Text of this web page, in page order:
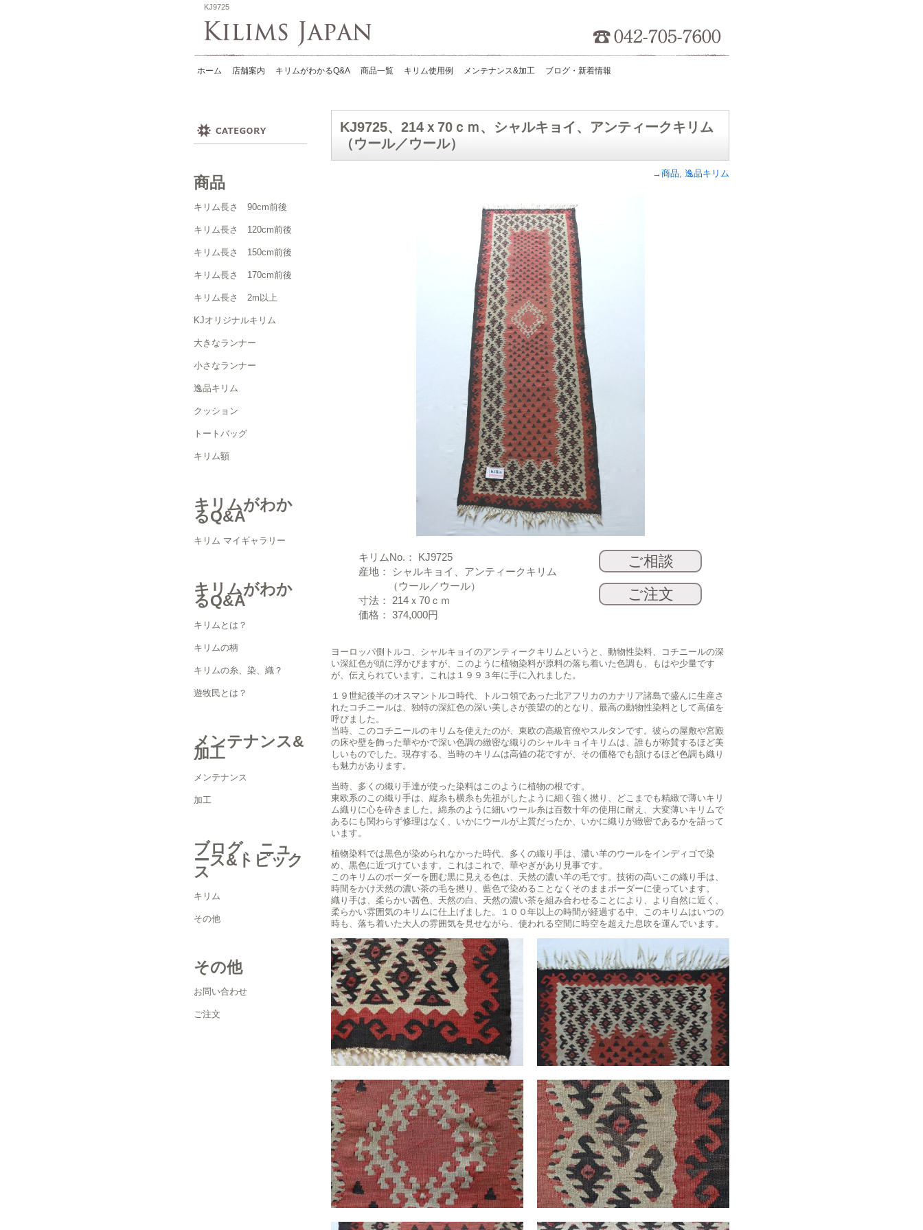
KJ9725
ホーム 店舗案内 キリムがわかるQ&A 商品一覧 キリム使用例 メンテナンス&加工 ブログ・新着情報
商品
キリム長さ 90cm前後
キリム長さ 120cm前後
キリム長さ 150cm前後
キリム長さ 170cm前後
キリム長さ 2m以上
KJオリジナルキリム
大きなランナー
小さなランナー
逸品キリム
クッション
トートバッグ
キリム額
キリムがわか
るQ&A
キリム マイギャラリー
キリムがわか
るQ&A
キリムとは？
キリムの柄
キリムの糸、染、織？
遊牧民とは？
メンテナンス&
加工
メンテナンス
加工
ブログ、ニュ
ース&トピック
ス
キリム
その他
その他
お問い合わせ
ご注文
KJ9725、214ｘ70ｃｍ、シャルキョイ、アンティークキリム
（ウール／ウール）
→商品, 逸品キリム
キリムNo.： KJ9725
産地： シャルキョイ、アンティークキリム
（ウール／ウール）
寸法： 214ｘ70ｃｍ
価格： 374,000円
ヨーロッパ側トルコ、シャルキョイのアンティークキリムというと、動物性染料、コチニールの深
い深紅色が頭に浮かびますが、このように植物染料が原料の落ち着いた色調も、もはや少量です
が、伝えられています。これは１９９３年に手に入れました。
１９世紀後半のオスマントルコ時代、トルコ領であった北アフリカのカナリア諸島で盛んに生産さ
れたコチニールは、独特の深紅色の深い美しさが羨望の的となり、最高の動物性染料として高値を
呼びました。
当時、このコチニールのキリムを使えたのが、東欧の高級官僚やスルタンです。彼らの屋敷や宮殿
の床や壁を飾った華やかで深い色調の緻密な織りのシャルキョイキリムは、誰もが称賛するほど美
しいものでした。現存する、当時のキリムは高値の花ですが、その価格でも頷けるほど色調も織り
も魅力があります。
当時、多くの織り手達が使った染料はこのように植物の根です。
東欧系のこの織り手は、縦糸も横糸も先祖がしたように細く強く撚り、どこまでも精緻で薄いキリ
ム織りに心を砕きました。綿糸のように細いウール糸は百数十年の使用に耐え、大変薄いキリムで
あるにも関わらず修理はなく、いかにウールが上質だったか、いかに織りが緻密であるかを語って
います。
植物染料では黒色が染められなかった時代、多くの織り手は、濃い羊のウールをインディゴで染
め、黒色に近づけています。これはこれで、華やぎがあり見事です。
このキリムのボーダーを囲む黒に見える色は、天然の濃い羊の毛です。技術の高いこの織り手は、
時間をかけ天然の濃い茶の毛を撚り、藍色で染めることなくそのままボーダーに使っています。
織り手は、柔らかい茜色、天然の白、天然の濃い茶を組み合わせることにより、より自然に近く、
柔らかい雰囲気のキリムに仕上げました。１００年以上の時間が経過する中、このキリムはいつの
時も、落ち着いた大人の雰囲気を見せながら、使われる空間に時空を超えた息吹を運んでいます。